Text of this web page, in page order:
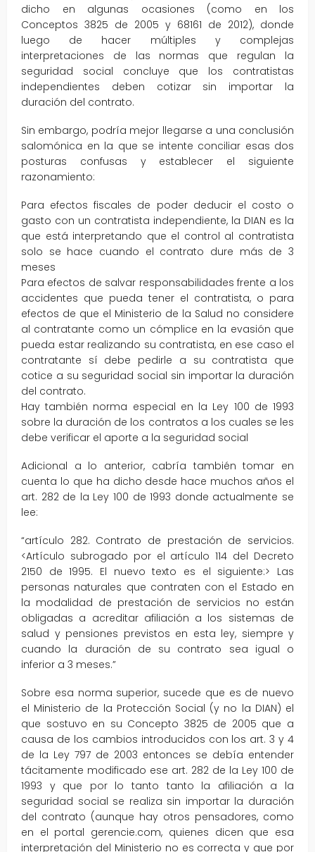
dicho en algunas ocasiones (como en los
Conceptos 3825 de 2005 y 68161 de 2012), donde
luego de hacer múltiples y complejas
interpretaciones de las normas que regulan la
seguridad social concluye que los contratistas
independientes deben cotizar sin importar la
duración del contrato.
Sin embargo, podría mejor llegarse a una conclusión
salomónica en la que se intente conciliar esas dos
posturas confusas y establecer el siguiente
razonamiento:
Para efectos fiscales de poder deducir el costo o
gasto con un contratista independiente, la DIAN es la
que está interpretando que el control al contratista
solo se hace cuando el contrato dure más de 3
meses
Para efectos de salvar responsabilidades frente a los
accidentes que pueda tener el contratista, o para
efectos de que el Ministerio de la Salud no considere
al contratante como un cómplice en la evasión que
pueda estar realizando su contratista, en ese caso el
contratante sí debe pedirle a su contratista que
cotice a su seguridad social sin importar la duración
del contrato.
Hay también norma especial en la Ley 100 de 1993
sobre la duración de los contratos a los cuales se les
debe verificar el aporte a la seguridad social
Adicional a lo anterior, cabría también tomar en
cuenta lo que ha dicho desde hace muchos años el
art. 282 de la Ley 100 de 1993 donde actualmente se
lee:
“artículo 282. Contrato de prestación de servicios.
<Artículo subrogado por el artículo 114 del Decreto
2150 de 1995. El nuevo texto es el siguiente:> Las
personas naturales que contraten con el Estado en
la modalidad de prestación de servicios no están
obligadas a acreditar afiliación a los sistemas de
salud y pensiones previstos en esta ley, siempre y
cuando la duración de su contrato sea igual o
inferior a 3 meses.”
Sobre esa norma superior, sucede que es de nuevo
el Ministerio de la Protección Social (y no la DIAN) el
que sostuvo en su Concepto 3825 de 2005 que a
causa de los cambios introducidos con los art. 3 y 4
de la Ley 797 de 2003 entonces se debía entender
tácitamente modificado ese art. 282 de la Ley 100 de
1993 y que por lo tanto tanto la afiliación a la
seguridad social se realiza sin importar la duración
del contrato (aunque hay otros pensadores, como
en el portal gerencie.com, quienes dicen que esa
interpretación del Ministerio no es correcta y que por